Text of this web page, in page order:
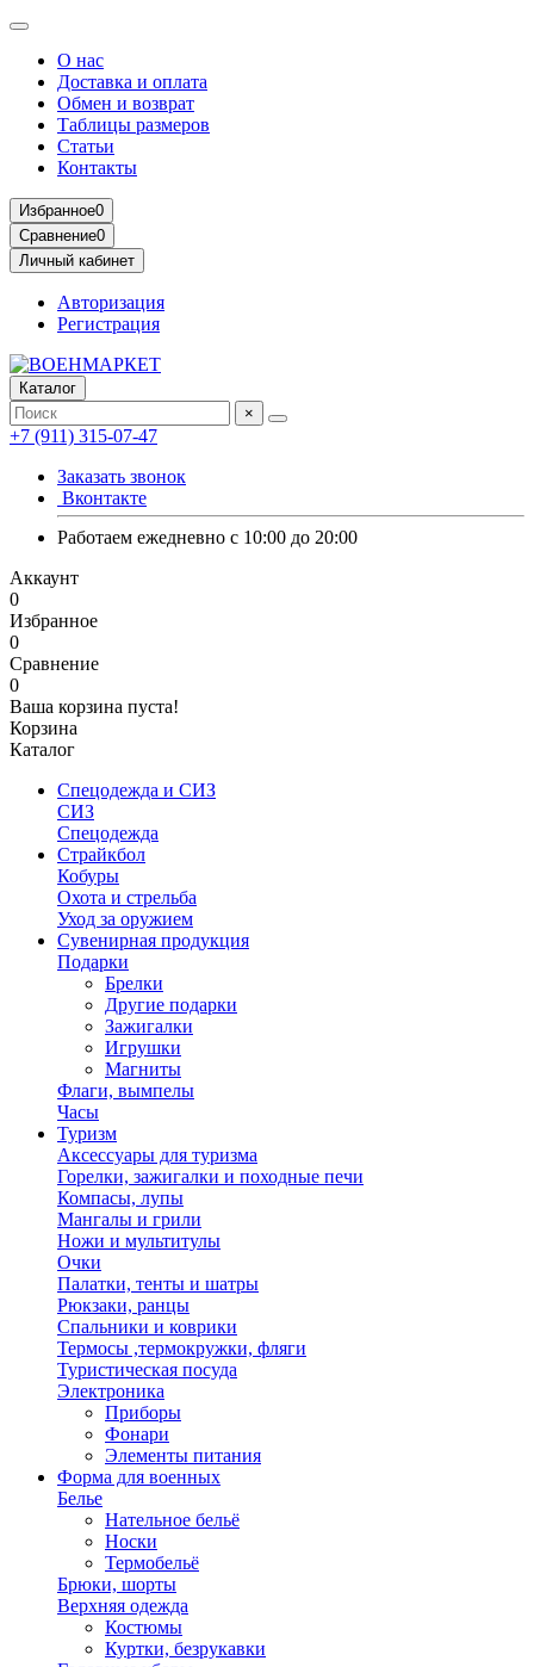
О нас
Доставка и оплата
Обмен и возврат
Таблицы размеров
Статьи
Контакты
Избранное0
Сравнение0
Личный кабинет
Авторизация
Регистрация
Каталог
×
+7 (911) 315-07-47
Заказать звонок
Вконтакте
Работаем ежедневно с 10:00 до 20:00
Аккаунт
0
Избранное
0
Сравнение
0
Ваша корзина пуста!
Корзина
Каталог
Спецодежда и СИЗ
СИЗ
Спецодежда
Страйкбол
Кобуры
Охота и стрельба
Уход за оружием
Сувенирная продукция
Подарки
Брелки
Другие подарки
Зажигалки
Игрушки
Магниты
Флаги, вымпелы
Часы
Туризм
Аксессуары для туризма
Горелки, зажигалки и походные печи
Компасы, лупы
Мангалы и грили
Ножи и мультитулы
Очки
Палатки, тенты и шатры
Рюкзаки, ранцы
Спальники и коврики
Термосы ,термокружки, фляги
Туристическая посуда
Электроника
Приборы
Фонари
Элементы питания
Форма для военных
Белье
Нательное бельё
Носки
Термобельё
Брюки, шорты
Верхняя одежда
Костюмы
Куртки, безрукавки